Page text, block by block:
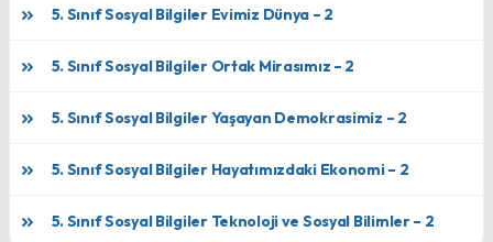
5. Sınıf Sosyal Bilgiler Evimiz Dünya – 2
5. Sınıf Sosyal Bilgiler Ortak Mirasımız – 2
5. Sınıf Sosyal Bilgiler Yaşayan Demokrasimiz – 2
5. Sınıf Sosyal Bilgiler Hayatımızdaki Ekonomi – 2
5. Sınıf Sosyal Bilgiler Teknoloji ve Sosyal Bilimler – 2